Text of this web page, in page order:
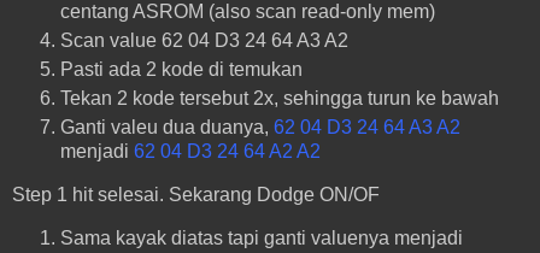
centang ASROM (also scan read-only mem)
Scan value 62 04 D3 24 64 A3 A2
Pasti ada 2 kode di temukan
Tekan 2 kode tersebut 2x, sehingga turun ke bawah
Ganti valeu dua duanya, 62 04 D3 24 64 A3 A2
menjadi 62 04 D3 24 64 A2 A2
Step 1 hit selesai. Sekarang Dodge ON/OF
Sama kayak diatas tapi ganti valuenya menjadi